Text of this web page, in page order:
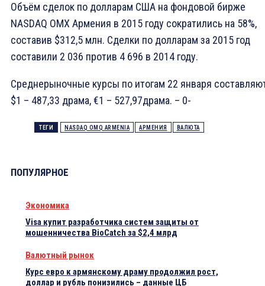
Объём сделок по долларам США на фондовой бирже
NASDAQ OMX Армения в 2015 году сократились на 58%,
составив $312,5 млн. Сделки по долларам за 2015 год
составили 2 036 против 4 696 в 2014 году.
Среднерыночные курсы по итогам 22 января
$1 – 487,33 драма, €1 – 527,97драма. – 0-
ТЕГИ NASDAQ OMQ ARMENIA АРМЕНИЯ ВАЛЮТА
ПОПУЛЯРНОЕ
Экономика
Visa купит разработчика систем защиты от
мошенничества BioCatch за $2,4 млрд
Валютный рынок
Курс евро к армянскому драму продолжил рост,
доллар и рубль понизились – данные ЦБ